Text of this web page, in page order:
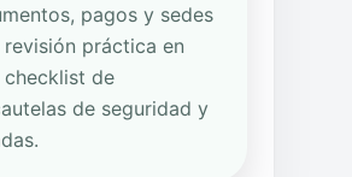
pagos y sedes
práctica en
de
de seguridad y